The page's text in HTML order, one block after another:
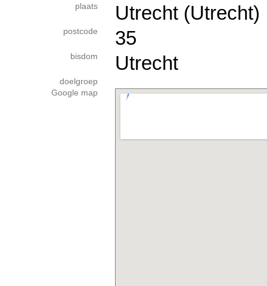
plaats Utrecht (Utrecht)
postcode 35
bisdom Utrecht
doelgroep
Google map